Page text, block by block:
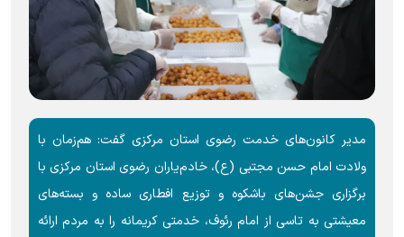
مدیر کانون‌های خدمت رضوی استان مرکزی گفت: هم‌زمان با
ولادت امام حسن مجتبی (ع)، خادم‌یاران رضوی استان مرکزی با
برگزاری جشن‌های باشکوه و توزیع افطاری ساده و بسته‌های
معیشتی به تاسی از امام رئوف، خدمتی کریمانه را به مردم ارائه